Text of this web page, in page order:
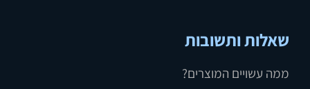
שאלות ותשובות
ממה עשויים המוצרים?